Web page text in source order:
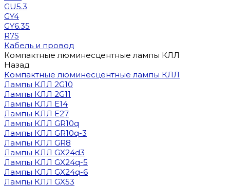
GU5.3
GY4
GY6.35
R7S
Кабель и провод
Компактные люминесцентные лампы КЛЛ
Назад
Компактные люминесцентные лампы КЛЛ
Лампы КЛЛ 2G10
Лампы КЛЛ 2G11
Лампы КЛЛ E14
Лампы КЛЛ E27
Лампы КЛЛ GR10q
Лампы КЛЛ GR10q-3
Лампы КЛЛ GR8
Лампы КЛЛ GX24d3
Лампы КЛЛ GX24q-5
Лампы КЛЛ GX24q-6
Лампы КЛЛ GX53